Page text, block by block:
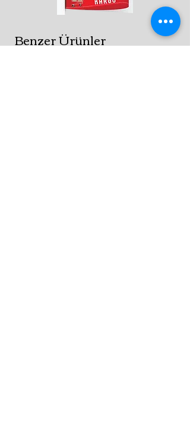
Benzer Ürünler